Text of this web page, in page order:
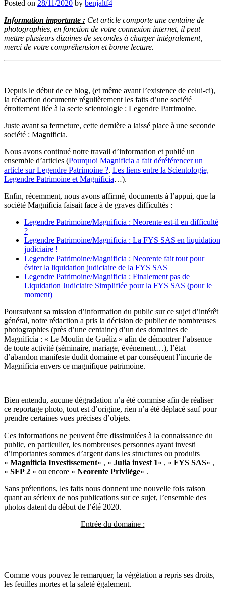
Posted on 28/11/2020 by benjaltf4
Information importante : Cet article comporte une centaine de
photographies, en fonction de votre connexion internet, il peut
mettre plusieurs dizaines de secondes à charger intégralement,
merci de votre compréhension et bonne lecture.
Depuis le début de ce blog, (et même avant l’existence de celui-ci),
la rédaction documente régulièrement les faits d’une société
étroitement liée à la secte scientologie : Legendre Patrimoine.
Juste avant sa fermeture, cette dernière a laissé place à une seconde
société : Magnificia.
Nous avons continué notre travail d’information et publié un
ensemble d’articles (Pourquoi Magnificia a fait déréférencer un
article sur Legendre Patrimoine ?, Les liens entre la Scientologie,
Legendre Patrimoine et Magnificia…).
Enfin, récemment, nous avons affirmé, documents à l’appui, que la
société Magnificia faisait face à de graves difficultés :
Legendre Patrimoine/Magnificia : Neorente est-il en difficulté
?
Legendre Patrimoine/Magnificia : La FYS SAS en liquidation
judiciaire !
Legendre Patrimoine/Magnificia : Neorente fait tout pour
éviter la liquidation judiciaire de la FYS SAS
Legendre Patrimoine/Magnificia : Finalement pas de
Liquidation Judiciaire Simplifiée pour la FYS SAS (pour le
moment)
Poursuivant sa mission d’information du public sur ce sujet d’intérêt
général, notre rédaction a pris la décision de publier de nombreuses
photographies (près d’une centaine) d’un des domaines de
Magnificia : « Le Moulin de Guéliz » afin de démontrer l’absence
de toute activité (séminaire, mariage, événement…), l’état
d’abandon manifeste dudit domaine et par conséquent l’incurie de
Magnificia envers ce magnifique patrimoine.
Bien entendu, aucune dégradation n’a été commise afin de réaliser
ce reportage photo, tout est d’origine, rien n’a été déplacé sauf pour
prendre certaines vues précises d’objets.
Ces informations ne peuvent être dissimulées à la connaissance du
public, en particulier, les nombreuses personnes ayant investi
d’importantes sommes d’argent dans les structures ou produits
« Magnificia Investissement« , « Julia invest 1« , « FYS SAS« ,
« SFP 2 » ou encore « Neorente Privilège« .
Sans prétentions, les faits nous donnent une nouvelle fois raison
quant au sérieux de nos publications sur ce sujet, l’ensemble des
photos datent du début de l’été 2020.
Entrée du domaine :
Comme vous pouvez le remarquer, la végétation a repris ses droits,
les feuilles mortes et la saleté également.